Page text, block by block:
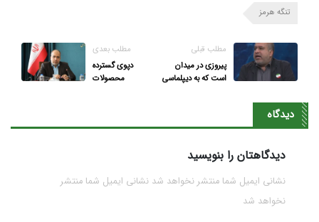
تنگه هرمز
مطلب قبلی
پیروزی در میدان
است که به دیپلماسی
مطلب بعدی
دپوی گسترده
محصولات
دیدگاه
دیدگاهتان را بنویسید
نشانی ایمیل شما منتشر نخواهد شد نشانی ایمیل شما منتشر
نخواهد شد